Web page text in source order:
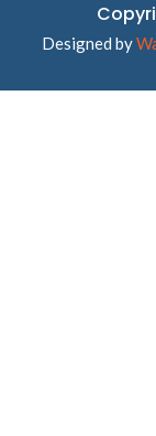
Designed by